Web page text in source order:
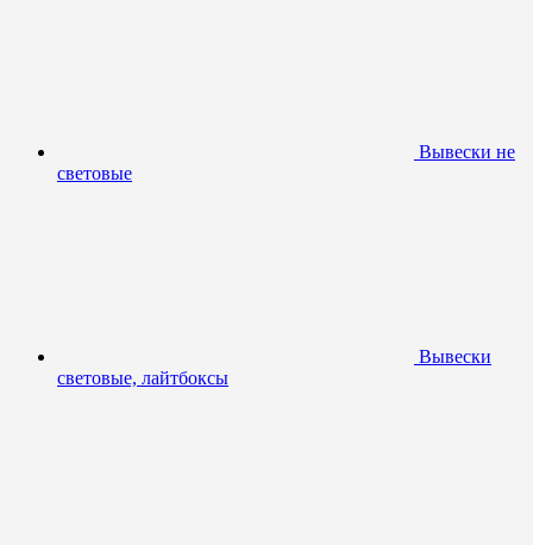
Вывески не
световые
Вывески
световые, лайтбоксы